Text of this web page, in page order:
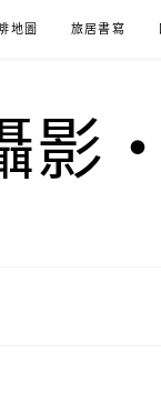
地圖 旅居書寫
影